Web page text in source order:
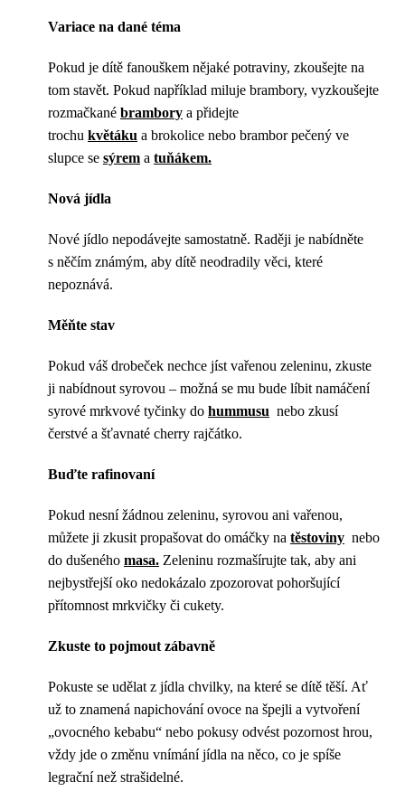
Variace na dané téma
Pokud je dítě fanouškem nějaké potraviny, zkoušejte na
tom stavět. Pokud například miluje brambory, vyzkoušejte
rozmačkané brambory a přidejte
trochu květáku a brokolice nebo brambor pečený ve
slupce se sýrem a tuňákem.
Nová jídla
Nové jídlo nepodávejte samostatně. Raději je nabídněte
s něčím známým, aby dítě neodradily věci, které
nepoznává.
Měňte stav
Pokud váš drobeček nechce jíst vařenou zeleninu, zkuste
ji nabídnout syrovou – možná se mu bude líbit namáčení
syrové mrkvové tyčinky do hummusu nebo zkusí
čerstvé a šťavnaté cherry rajčátko.
Buďte rafinovaní
Pokud nesní žádnou zeleninu, syrovou ani vařenou,
můžete ji zkusit propašovat do omáčky na těstoviny nebo
do dušeného masa. Zeleninu rozmašírujte tak, aby ani
nejbystřejší oko nedokázalo zpozorovat pohoršující
přítomnost mrkvičky či cukety.
Zkuste to pojmout zábavně
Pokuste se udělat z jídla chvilky, na které se dítě těší. Ať
už to znamená napichování ovoce na špejli a vytvoření
„ovocného kebabu“ nebo pokusy odvést pozornost hrou,
vždy jde o změnu vnímání jídla na něco, co je spíše
legrační než strašidelné.